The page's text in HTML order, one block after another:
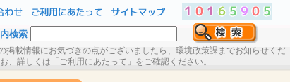
検索
掲載情報にお気づきの点がございましたら、環境政策課までお知らせくだ
、詳しくは「ご利用にあたって」をご確認ください。